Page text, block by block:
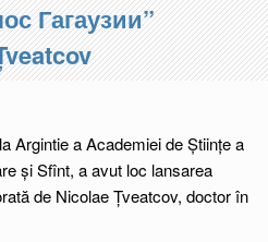
Гагаузии”
Argintie a Academiei de Științe a
și Sfînt, a avut loc lansarea
de Nicolae Țveatcov, doctor în